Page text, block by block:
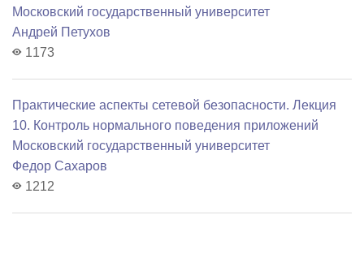
Московский государственный университет
Андрей Петухов
1173
Практические аспекты сетевой безопасности. Лекция
10. Контроль нормального поведения приложений
Московский государственный университет
Федор Сахаров
1212